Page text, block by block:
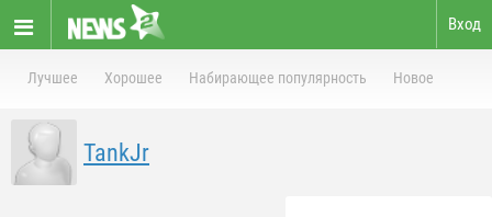
Вход
Лучшее Хорошее Набирающее популярность Новое
TankJr